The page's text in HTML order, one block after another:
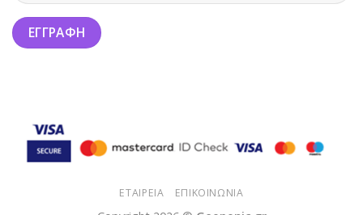
ΕΤΑΙΡΕΙΑ ΕΠΙΚΟΙΝΩΝΙΑ